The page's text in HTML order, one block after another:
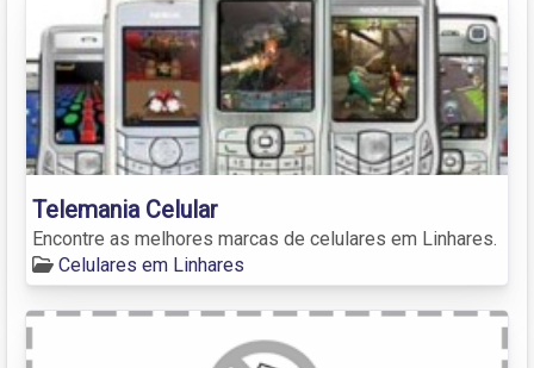
Telemania Celular
Encontre as melhores marcas de celulares em Linhares.
Celulares em Linhares